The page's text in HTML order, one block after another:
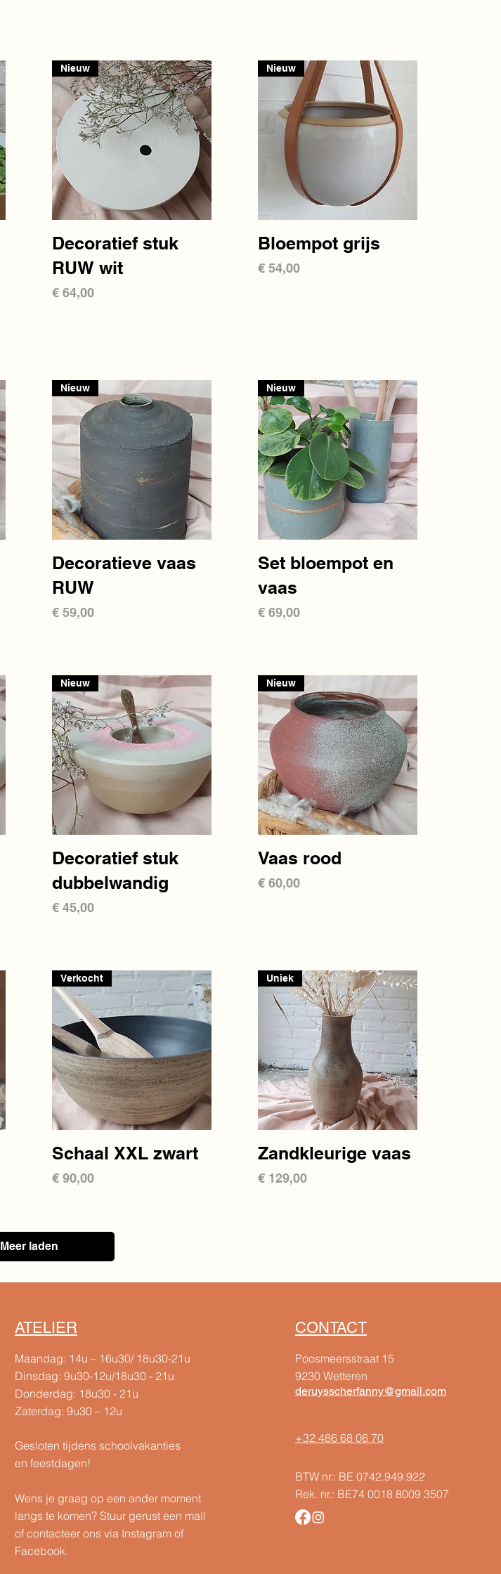
Snel overzicht
Nieuw
Decoratief stuk
RUW wit
Prijs
€ 64,00
Snel overzicht
Nieuw
Bloempot grijs
Prijs
€ 54,00
Snel overzicht
Nieuw
Decoratieve vaas
RUW
Prijs
€ 59,00
Snel overzicht
Nieuw
Set bloempot en
vaas
Prijs
€ 69,00
Snel overzicht
Nieuw
Decoratief stuk
dubbelwandig
Prijs
€ 45,00
Snel overzicht
Nieuw
Vaas rood
Prijs
€ 60,00
Snel overzicht
Verkocht
Schaal XXL zwart
Prijs
€ 90,00
Snel overzicht
Uniek
Zandkleurige vaas
Prijs
€ 129,00
Meer laden
ATELIER
Maandag: 14u – 16u30/ 18u30-21u
Dinsdag: 9u30-12u/18u30 - 21u
Donderdag: 18u30 - 21u
Zaterdag: 9u30 – 12u
Gesloten tijdens schoolvakanties
en feestdagen!
Wens je graag op een ander moment
langs te komen? Stuur gerust een mail
of contacteer ons via Instagram of
Facebook.
CONTACT
Poosmeersstraat 15
9230 Wetteren
deruysscherfanny@gmail.com
+32 486 68 06 70
BTW nr.: BE 0742.949.922
Rek. nr.: BE74 0018 8009 3507